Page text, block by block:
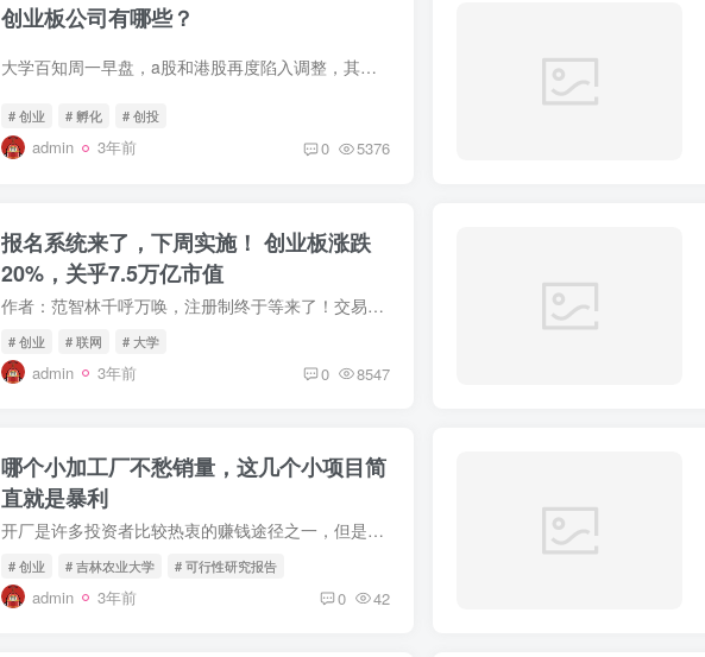
创业板公司有哪些？
大学百知周一早盘，a股和港股再度陷入调整，其中a股的创业板(GEM)跌幅超过2%。新能源赛道暴跌，万亿龙头当代安培科技股份有限公...
# 创业 # 孵化 # 创投
admin 3年前 0 5376
报名系统来了，下周实施！ 创业板涨跌
20%，关乎7.5万亿市值
作者：范智林千呼万唤，注册制终于等来了！交易规则具体化，关系到7.5万亿元市值，赶紧看看吧！一、涨跌幅扩大20%、退市、上市将常态化注册制将在创业板率先实施。周五晚间
# 创业 # 联网 # 大学
admin 3年前 0 8547
哪个小加工厂不愁销量，这几个小项目简
直就是暴利
开厂是许多投资者比较热衷的赚钱途径之一，但是如果开个大厂就会投资比较大，风险比较高，所以大多数的投资者更倾向于开个小厂。然而投资者们开厂主要担心的就是销路问题
# 创业 # 吉林农业大学 # 可行性研究报告
admin 3年前 0 42